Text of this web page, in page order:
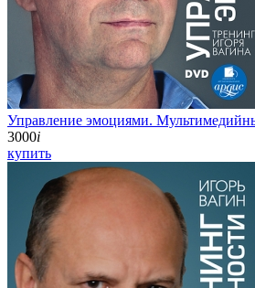
Управление эмоциями.
3000i
купить